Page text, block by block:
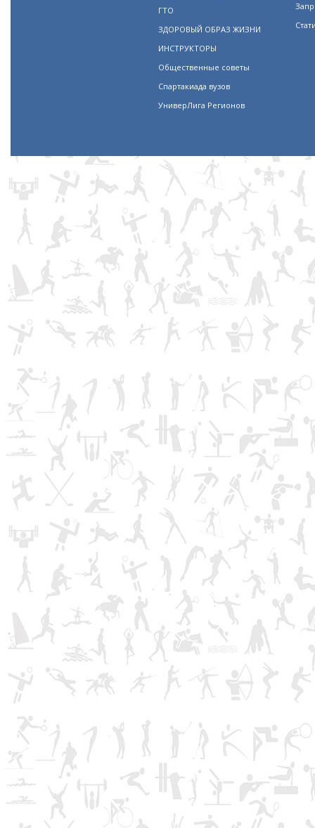
ГТО
ЗДОРОВЫЙ ОБРАЗ ЖИЗНИ
ИНСТРУКТОРЫ
Общественные советы
Спартакиада вузов
УниверЛига Регионов